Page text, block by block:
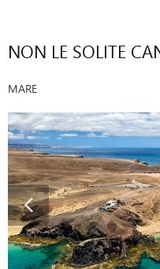
NON LE SOLITE
MARE